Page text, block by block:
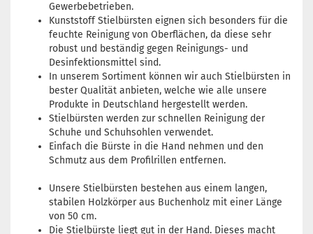
Gewerbebetrieben.
Kunststoff Stielbürsten eignen sich besonders für die
feuchte Reinigung von Oberflächen, da diese sehr
robust und beständig gegen Reinigungs- und
Desinfektionsmittel sind.
In unserem Sortiment können wir auch Stielbürsten in
bester Qualität anbieten, welche wie alle unsere
Produkte in Deutschland hergestellt werden.
Stielbürsten werden zur schnellen Reinigung der
Schuhe und Schuhsohlen verwendet.
Einfach die Bürste in die Hand nehmen und den
Schmutz aus dem Profilrillen entfernen.
Unsere Stielbürsten bestehen aus einem langen,
stabilen Holzkörper aus Buchenholz mit einer Länge
von 50 cm.
Die Stielbürste liegt gut in der Hand. Dieses macht